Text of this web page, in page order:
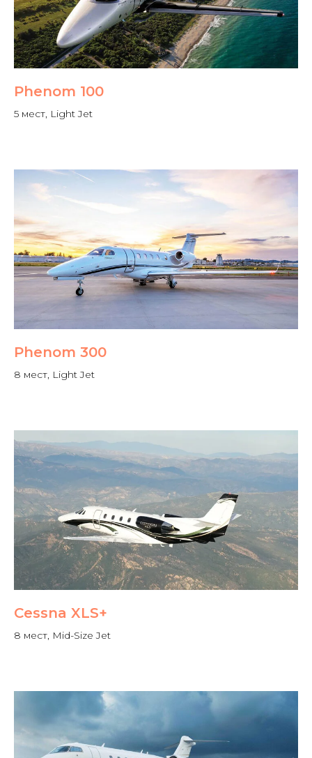
Phenom 100
5 мест, Light Jet
Phenom 300
8 мест, Light Jet
Cessna XLS+
8 мест, Mid-Size Jet